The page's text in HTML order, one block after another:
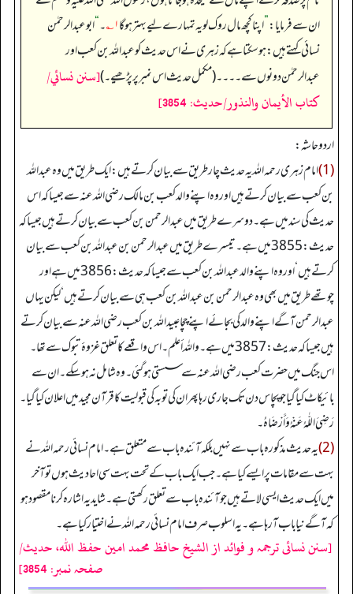
ان سے فرمایا:”اپنا کچھ مال روک لو یہ تمہارے لیے بہتر ہو گا۱؎ ۔‏‏‏‏“ابوعبدالرحمٰن
نسائی کہتے ہیں: ہو سکتا ہے کہ زہری نے اس حدیث کو عبداللہ بن کعب اور
عبدالرحمٰن دونوں سے۔۔۔۔ (مکمل حدیث اس نمبر پر پڑھیے۔)[سنن نسائي/
كتاب الأيمان والنذور/حدیث: 3854]
اردو حاشہ:
(1) امام زہری رحمہ اللہ یہ حدیث چار طریق سے بیان کرتے ہیں: ایک طریق میں وہ عبداللہ
بن کعب سے بیان کرتے ہیں اور وہ اپنے والد کعب بن مالک رضی اللہ عنہ سے جیسا کہ اس
حدیث کی سند میں ہے۔ دوسرے طریق میں عبدالرحمن بن کعب سے بیان کرتے ہیں جیسا کہ
حدیث: 3855 میں ہے۔ تیسرے طریق میں عبدالرحمن بن عبداللہ بن کعب سے بیان
کرتے ہیں‘ اور وہ اپنے والد عبداللہ بن کعب سے جیسا کہ حدیث: 3856 میں ہے اور
چوتھے طریق میں بھی وہ عبدالرحمن بن عبداللہ بن کعب ہی سے بیان کرتے ہیں‘ لیکن یہاں
عبدالرحمن آگے اپنے والد کی بجائے اپنے چچا عبیداللہ بن کعب رضی اللہ عنہ سے بیان کرتے
ہیں جیسا کہ حدیث: 3857 میں ہے۔ واللہ أعلم۔ اس واقعے کا تعلق غزوۂ تبوک سے تھا۔
اس جنگ میں حضرت کعب رضی اللہ عنہ سے سستی ہوگئی۔ وہ شامل نہ ہوسکے۔ ان سے
بائیکاٹ کیا گیا جو پچاس دن تک جاری رہا پھر ان کی توبہ کی قبولیت کا قرآن مجید میں اعلان کیا گیا۔
رَضِيَ اللّٰہُ عَنْهُ وَأَرْضَاہُ۔
(2) یہ حدیث مذکورہ باب سے نہیں بلکہ آئندہ باب سے متعلق ہے۔ امام نسائی رحمہ اللہ نے
بہت سے مقامات پر ایسے کیا ہے۔ جب ایک باب کے تحت بہت سی احادیث ہوں تو آخر
میں ایک حدیث ایسی لاتے ہیں جو آئندہ باب سے تعلق رکھتی ہے۔ شاید یہ اشارہ کرنا مقصود ہو
کہ آگے نیا باب آرہا ہے۔ یہ اسلوب صرف امام نسائی رحمہ اللہ نے اختیار کیا ہے۔
[سنن نسائی ترجمہ و فوائد از الشیخ حافظ محمد امین حفظ اللہ، حدیث/
صفحہ نمبر: 3854]